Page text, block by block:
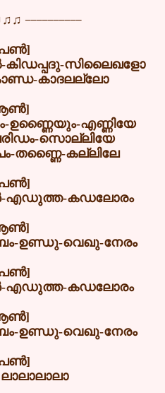
സിലൈഖളോ
കാദലല്ലോ
ഉണ്ണൈയും-എണ്ണിയേ
സൊല്ലിയേ
തണ്ണൈ-കല്ലിലേ
എഡുത്ത-കഡലോരം
ഉണ്ഡു-വെഖു-നേരം
എഡുത്ത-കഡലോരം
ഉണ്ഡു-വെഖു-നേരം